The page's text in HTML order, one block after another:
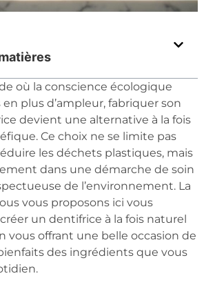
où la conscience écologique
plus d’ampleur, fabriquer son
devient une alternative à la fois
Ce choix ne se limite pas
les déchets plastiques, mais
dans une démarche de soin
de l’environnement. La
vous proposons ici vous
un dentifrice à la fois naturel
vous offrant une belle occasion de
des ingrédients que vous